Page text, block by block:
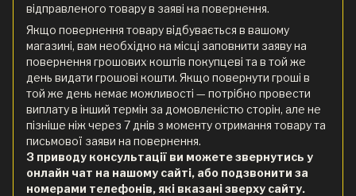
відправленого товару в заяві на повернення.
Якщо повернення товару відбувається в вашому
магазині, вам необхідно на місці заповнити заяву на
повернення грошових коштів покупцеві та в той же
день видати грошові кошти. Якщо повернути гроші в
той же день немає можливості — потрібно провести
виплату в інший термін за домовленістю сторін, але не
пізніше ніж через 7 днів з моменту отримання товару та
письмової заяви на повернення.
З приводу консультації ви можете звернутись у
онлайн чат на нашому сайті, або подзвонити за
номерами телефонів, які вказані зверху сайту.